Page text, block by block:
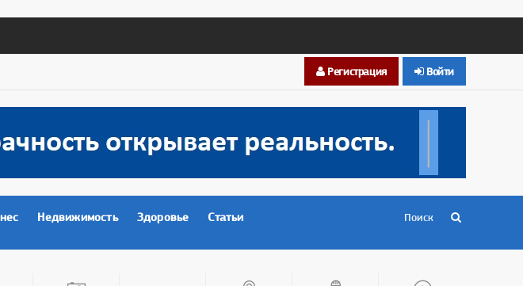
Войти
Регистрация
Недвижимость Здоровье Статьи